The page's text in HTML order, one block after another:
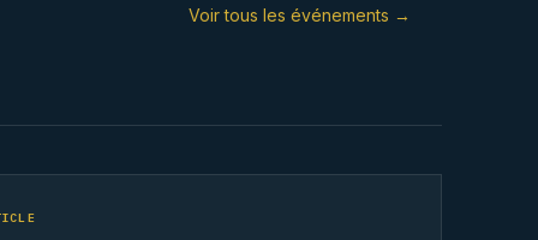
Voir tous les événements →